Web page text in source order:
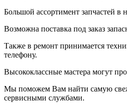
Большой ассортимент запчастей в
Возможна поставка под заказ
Также в ремонт принимается
телефону.
Высококлассные мастера могут
Мы поможем Вам найти самую
сервисными службами.